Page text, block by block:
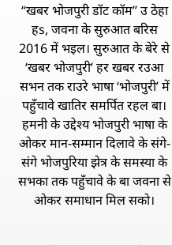
“खबर भोजपुरी डॉट कॉम” उ ठेहा
हs, जवना के सुरुआत बरिस
2016 में भइल। सुरुआत के बेरे से
‘खबर भोजपुरी’ हर खबर रउआ
सभन तक राउरे भाषा ‘भोजपुरी’ में
पहुँचावे खातिर समर्पित रहल बा।
हमनी के उद्देश्य भोजपुरी भाषा के
ओकर मान-सम्मान दिलावे के संगे-
संगे भोजपुरिया झेत्र के समस्या के
सभका तक पहुँचावे के बा जवना से
ओकर समाधान मिल सको।